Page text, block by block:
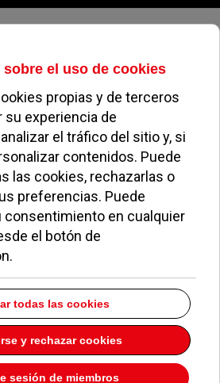
08 de agosto de 2026
29 viviendas en
jóvenes con rentas
DE POZUELO 23 ABRIL 2025